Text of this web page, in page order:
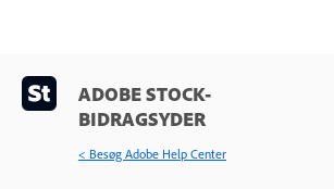
ADOBE STOCK-
BIDRAGSYDER
< Besøg Adobe Help Center